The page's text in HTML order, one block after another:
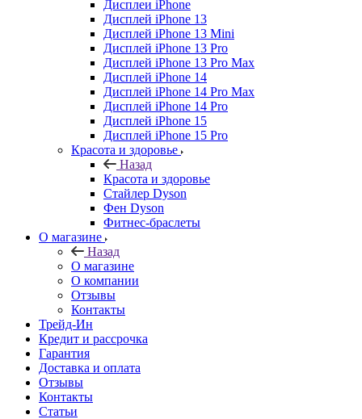
Дисплеи iPhone
Дисплей iPhone 13
Дисплей iPhone 13 Mini
Дисплей iPhone 13 Pro
Дисплей iPhone 13 Pro Max
Дисплей iPhone 14
Дисплей iPhone 14 Pro Max
Дисплей iPhone 14 Pro
Дисплей iPhone 15
Дисплей iPhone 15 Pro
Красота и здоровье
Назад
Красота и здоровье
Стайлер Dyson
Фен Dyson
Фитнес-браслеты
О магазине
Назад
О магазине
О компании
Отзывы
Контакты
Трейд-Ин
Кредит и рассрочка
Гарантия
Доставка и оплата
Отзывы
Контакты
Статьи